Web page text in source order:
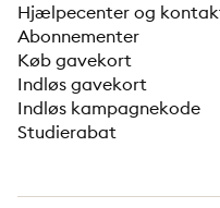
Hjælpecenter og
Abonnementer
Køb gavekort
Indløs gavekort
Indløs kampagnekode
Studierabat